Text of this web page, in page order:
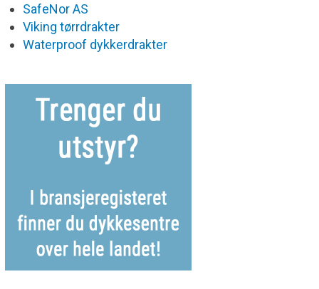
SafeNor AS
Viking tørrdrakter
Waterproof dykkerdrakter